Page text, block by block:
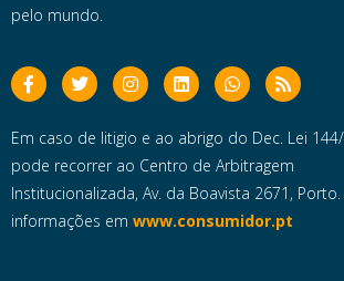
pelo mundo.
Em caso de litigio e ao abrigo do Dec. Lei
pode recorrer ao Centro de Arbitragem
Institucionalizada, Av. da Boavista 2671, Porto.
informações em www.consumidor.pt